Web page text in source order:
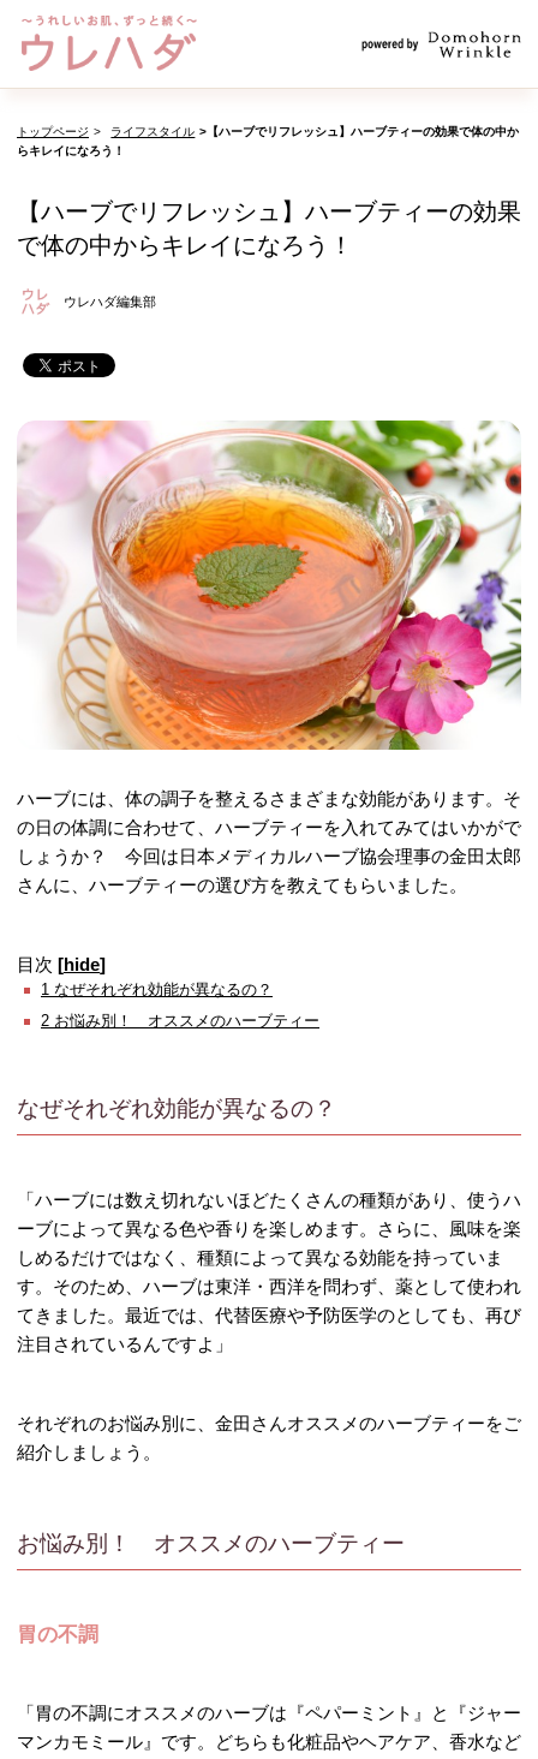
トップページ ライフスタイル
【ハーブでリフレッシュ】ハーブティーの効果で体の中か
らキレイになろう！
【ハーブでリフレッシュ】ハーブティーの効果
で体の中からキレイになろう！
ウレハダ編集部
ハーブには、体の調子を整えるさまざまな効能があります。そ
の日の体調に合わせて、ハーブティーを入れてみてはいかがで
しょうか？ 今回は日本メディカルハーブ協会理事の金田太郎
さんに、ハーブティーの選び方を教えてもらいました。
目次 [hide]
1 なぜそれぞれ効能が異なるの？
2 お悩み別！ オススメのハーブティー
なぜそれぞれ効能が異なるの？
「ハーブには数え切れないほどたくさんの種類があり、使うハ
ーブによって異なる色や香りを楽しめます。さらに、風味を楽
しめるだけではなく、種類によって異なる効能を持っていま
す。そのため、ハーブは東洋・西洋を問わず、薬として使われ
てきました。最近では、代替医療や予防医学のとしても、再び
注目されているんですよ」
それぞれのお悩み別に、金田さんオススメのハーブティーをご
紹介しましょう。
お悩み別！ オススメのハーブティー
胃の不調
「胃の不調にオススメのハーブは『ペパーミント』と『ジャー
マンカモミール』です。どちらも化粧品やヘアケア、香水など